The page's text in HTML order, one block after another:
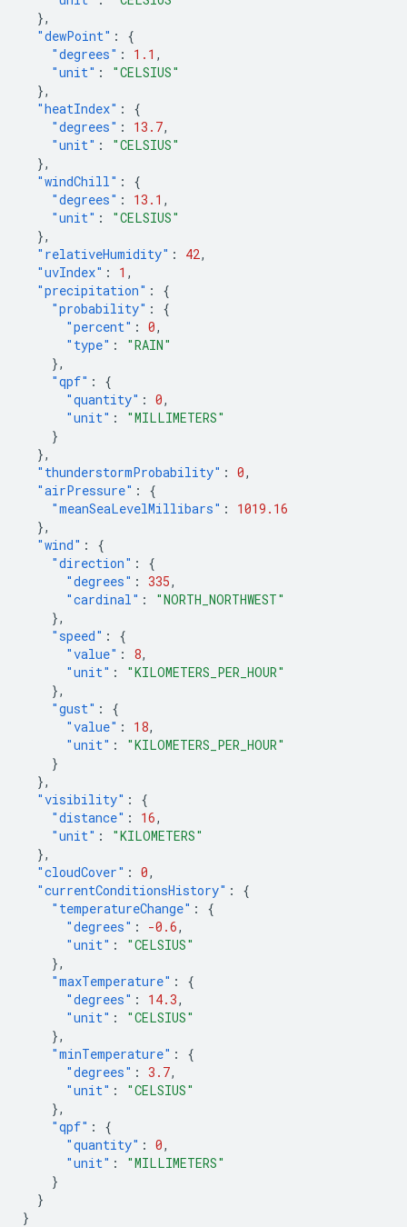
},
"dewPoint" :
{
"degrees" : 1.1 ,
"unit" :
"CELSIUS"
},
"heatIndex" :
{
"degrees" : 13.7,
"unit" :
"CELSIUS"
},
"windChill" :
{
"degrees" : 13.1 ,
"unit" :
"CELSIUS"
},
"relativeHumidity" : 42,
"uvIndex" : 1 ,
"precipitation" :
{
"probability" :
{
"percent" : 0,
"type" :
"RAIN"
},
"qpf" :
{
"quantity" : 0,
"unit" :
"MILLIMETERS"
}
},
"thunderstormProbability" : 0,
"airPressure" :
{
"meanSeaLevelMillibars" :
1019.16
},
"wind" :
{
"direction" :
{
"degrees" : 335,
"cardinal" :
"NORTH_NORTHWEST"
},
"speed" :
{
"value" : 8,
"unit" :
"KILOMETERS_PER_HOUR"
},
"gust" :
{
"value" : 18,
"unit" :
"KILOMETERS_PER_HOUR"
}
},
"visibility" :
{
"distance" : 16,
"unit" :
"KILOMETERS"
},
"cloudCover" : 0,
"currentConditionsHistory" :
{
"temperatureChange" :
{
"degrees" : -0.6,
"unit" :
"CELSIUS"
},
"maxTemperature" :
{
"degrees" : 14.3,
"unit" :
"CELSIUS"
},
"minTemperature" :
{
"degrees" : 3.7,
"unit" :
"CELSIUS"
},
"qpf" :
{
"quantity" : 0,
"unit" :
"MILLIMETERS"
}
}
}